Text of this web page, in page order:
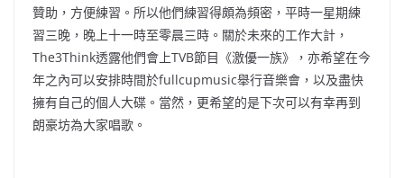
贊助，方便練習。所以他們練習得頗為頻密，平時一星期練
習三晚，晚上十一時至零晨三時。關於未來的工作大計，
The3Think透露他們會上TVB節目《激優一族》，亦希望在今
年之內可以安排時間於fullcupmusic舉行音樂會，以及盡快
擁有自己的個人大碟。當然，更希望的是下次可以有幸再到
朗豪坊為大家唱歌。